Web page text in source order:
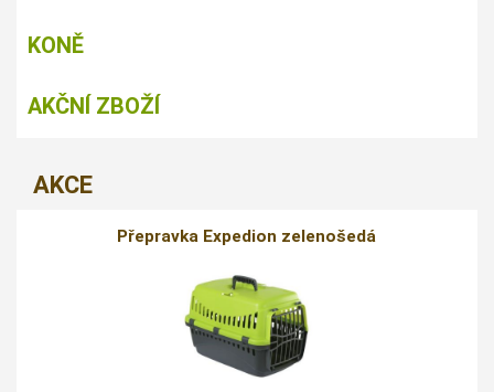
KONĚ
AKČNÍ ZBOŽÍ
AKCE
Přepravka Expedion zelenošedá